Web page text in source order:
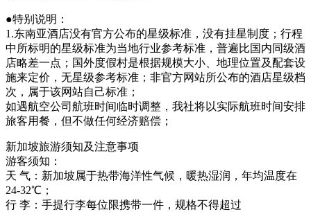
●特别说明：
1.东南亚酒店没有官方公布的星级标准，没有挂星制度；行程
中所标明的星级标准为当地行业参考标准，普遍比国内同级酒
店略差一点；国外度假村是根据规模大小、地理位置及配套设
施来定价，无星级参考标准；非官方网站所公布的酒店星级档
次，属于该网站自己标准；
如遇航空公司航班时间临时调整，我社将以实际航班时间安排
旅客用餐，但不做任何经济赔偿；
新加坡旅游须知及注意事项
游客须知：
天 气：新加坡属于热带海洋性气候，暖热湿润，年均温度在
24-32℃；
行 李：手提行李每位限携带一件，规格不得超过